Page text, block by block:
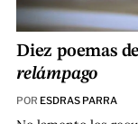
Diez poemas
relámpago
POR ESDRAS PARRA